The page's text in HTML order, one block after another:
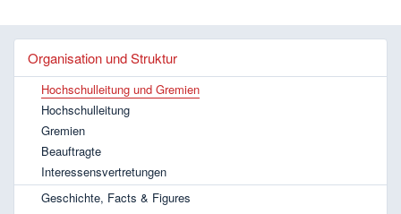
Organisation und Struktur
Hochschulleitung und Gremien
Hochschulleitung
Gremien
Beauftragte
Interessensvertretungen
Geschichte, Facts & Figures